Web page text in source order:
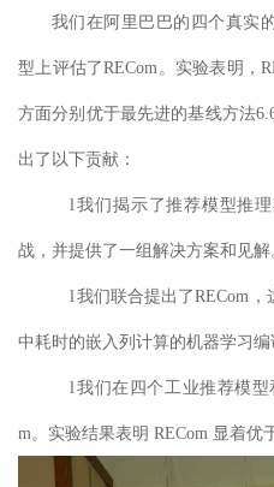
我们在阿里巴巴的四个真实
型上评估了RECom。实验表明，
方面分别优于最先进的基线方法
出了以下贡献：
l我们揭示了推荐模型推
战，并提供了一组解决方案和见解
l我们联合提出 了RECom
中耗时的嵌入列计算的机器学习编
l我们在四个工业推荐模
m。实验结果表明 RECom 显着优